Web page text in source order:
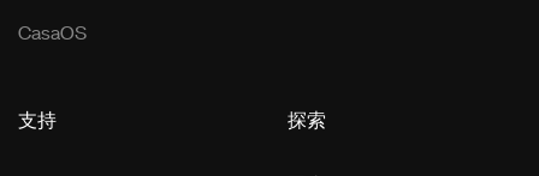
CasaOS
支持 探索